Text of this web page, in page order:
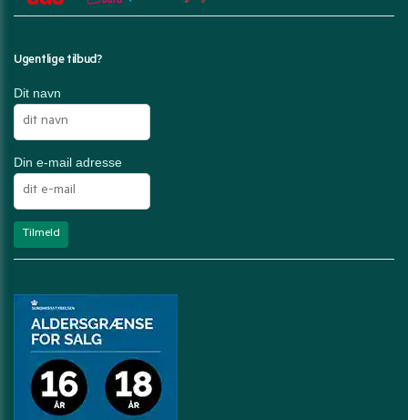
Ugentlige tilbud?
Dit navn
Din e-mail adresse